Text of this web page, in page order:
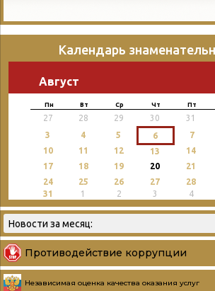
Календарь
Август
Пн Вт Ср Чт Пт
27 28 29 30 31
3 4 5 6 7
10
11 12 13 14
17
18 19 20 21
24 25 26 27 28
31
1 2 3 4
Противодействие коррупции
Независимая оценка качества оказания услуг